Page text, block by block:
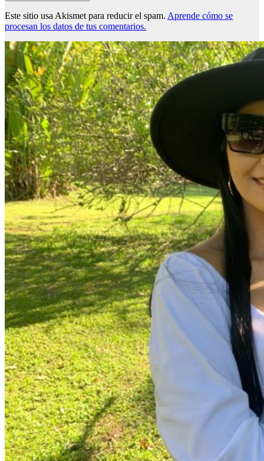
Este sitio usa Akismet para reducir el spam. Aprende cómo se
procesan los datos de tus comentarios.